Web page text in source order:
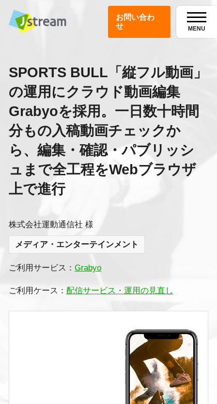
お問い合わ
せ
MENU
SPORTS BULL「縦フル動画」
の運用にクラウド動画編集
Grabyoを採用。一日数十時間
分もの入稿動画チェックか
ら、編集・確認・パブリッシ
ュまで全工程をWebブラウザ
上で進行
株式会社運動通信社 様
メディア・エンターテインメント
ご利用サービス： Grabyo
ご利用ケース： 配信サービス・運用の見直し